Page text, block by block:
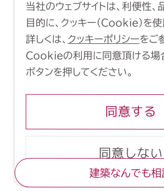
建築なんでも相
Copyright (C) 1998-2026
Architects & Engineers,
当社のウェブサイトは、利便性、
目的に、クッキー（Cookie）を使
詳しくは、 クッキーポリシーをご
Cookieの利用に同意頂ける場合
ボタンを押してください。
同意する
同意しない